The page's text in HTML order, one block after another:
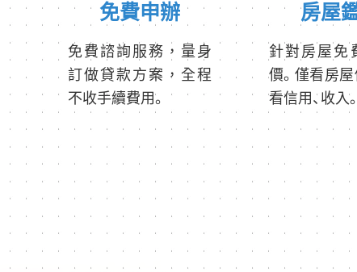
免費申辦
免費諮詢服務，量身
訂做貸款方案，全程
不收手續費用。
房屋
針對房屋免
價。僅看房
看信用、收入。